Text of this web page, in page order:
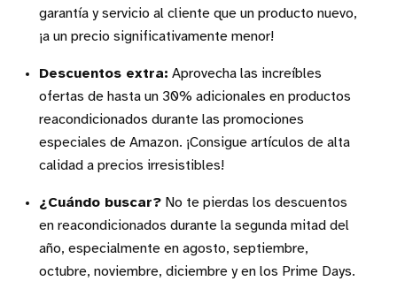
garantía y servicio al cliente que un producto nuevo,
¡a un precio significativamente menor!
Descuentos extra: Aprovecha las increíbles
ofertas de hasta un 30% adicionales en productos
reacondicionados durante las promociones
especiales de Amazon. ¡Consigue artículos de alta
calidad a precios irresistibles!
¿Cuándo buscar? No te pierdas los descuentos
en reacondicionados durante la segunda mitad del
año, especialmente en agosto, septiembre,
octubre, noviembre, diciembre y en los Prime Days.